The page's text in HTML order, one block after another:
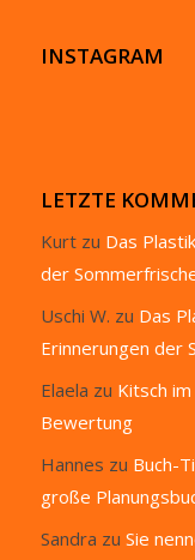
INSTAGRAM
LETZTE
Kurtzu Das
der
Uschi W. zu Das
Erinnerungen der
Elaela zu Kitsch
Bewertung
Hannes zu Buch-
große
Sandra zu Sie